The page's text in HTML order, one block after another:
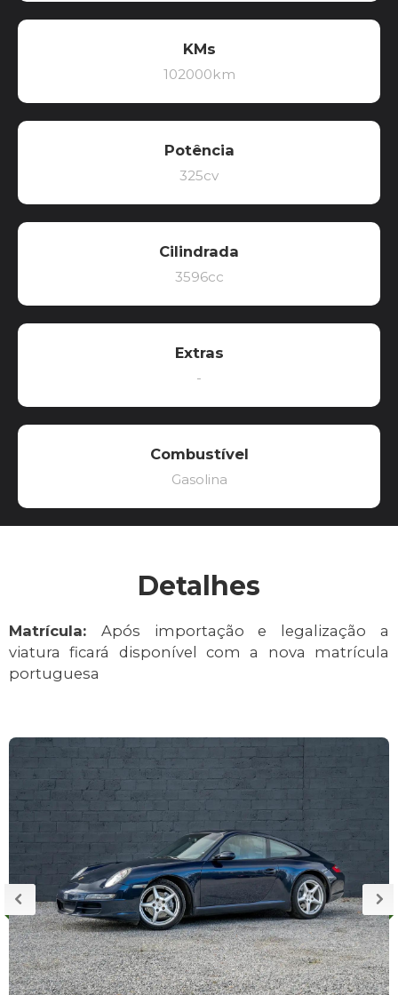
KMs
102000km
Potência
325cv
Cilindrada
3596cc
Extras
-
Combustível
Gasolina
Detalhes
Matrícula: Após importação e legalização a
viatura ficará disponível com a nova matrícula
portuguesa